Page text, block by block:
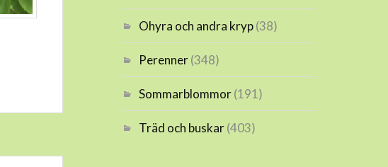
Ohyra och andra kryp(38)
Perenner(348)
Sommarblommor(191)
Träd och buskar(403)